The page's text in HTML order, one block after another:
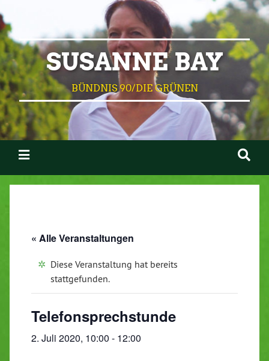
SUSANNE BAY
BÜNDNIS 90/DIE GRÜNEN
« Alle Veranstaltungen
Diese Veranstaltung hat bereits
stattgefunden.
Telefonsprechstunde
2. Juli 2020, 10:00 - 12:00